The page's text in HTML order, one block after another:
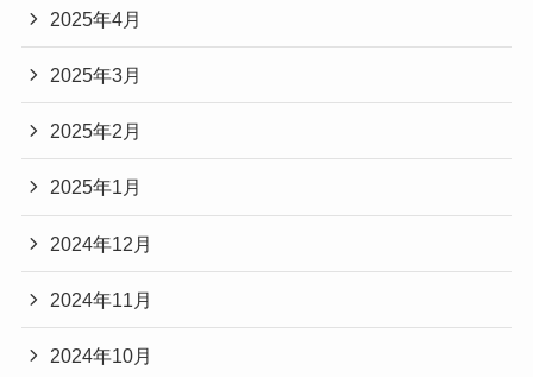
2025年4月
2025年3月
2025年2月
2025年1月
2024年12月
2024年11月
2024年10月